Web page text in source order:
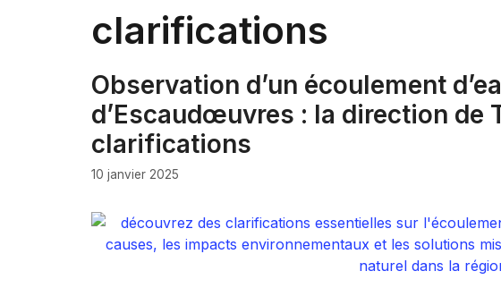
clarifications
Observation d’un écoulement
d’Escaudœuvres : la direction de
clarifications
10 janvier 2025